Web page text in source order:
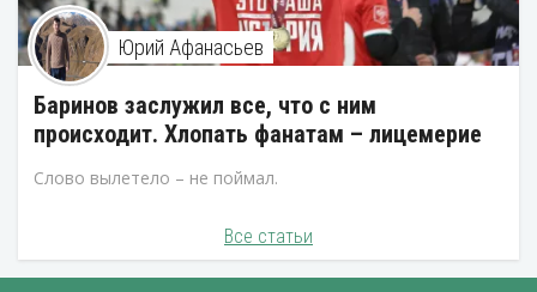
Юрий Афанасьев
Баринов заслужил все, что с ним
происходит. Хлопать фанатам – лицемерие
Слово вылетело – не поймал.
Все статьи